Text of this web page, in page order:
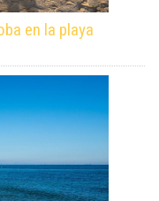
en la playa